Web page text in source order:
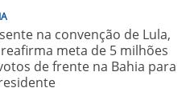
na convenção de Lula,
meta de 5 milhões
de frente na Bahia para